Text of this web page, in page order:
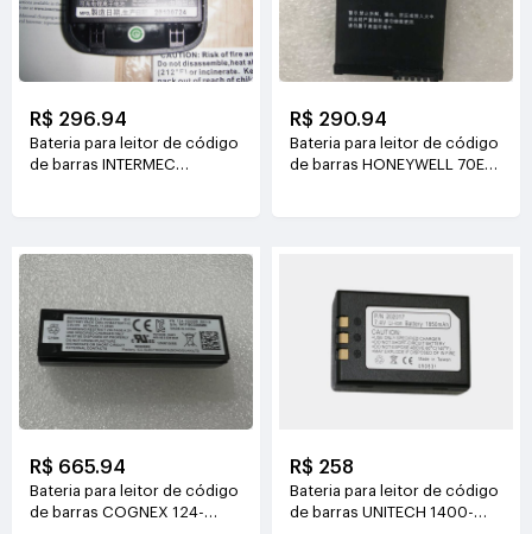
R$ 296.94
Bateria para leitor de código
de barras INTERMEC
R$ 290.94
Bateria para leitor de código
de barras HONEYWELL 70E-
R$ 665.94
Bateria para leitor de código
de barras COGNEX 124-
R$ 258
Bateria para leitor de código
de barras UNITECH 1400-